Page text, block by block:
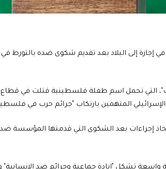
إجازة إلى البلاد بعد تقديم شكوى ضده بالتورط في
التي تحمل اسم طفلة فلسطينية قتلت في قطاع
المتهمين بارتكاب "جرائم حرب في
إجراءات بعد الشكوى التي قدمتها المؤسسة